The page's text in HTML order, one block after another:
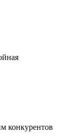
конкурентов